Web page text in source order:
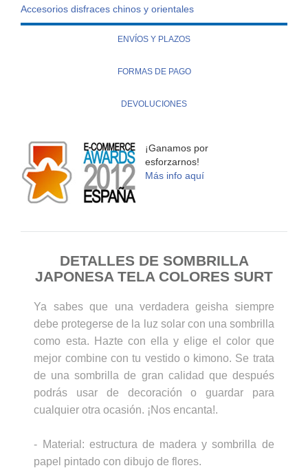
Accesorios disfraces chinos y orientales
ENVÍOS Y PLAZOS
FORMAS DE PAGO
DEVOLUCIONES
¡Ganamos por
esforzarnos!
Más info aquí
DETALLES DE SOMBRILLA
JAPONESA TELA COLORES SURT
Ya sabes que una verdadera geisha siempre
debe protegerse de la luz solar con una sombrilla
como esta. Hazte con ella y elige el color que
mejor combine con tu vestido o kimono. Se trata
de una sombrilla de gran calidad que después
podrás usar de decoración o guardar para
cualquier otra ocasión. ¡Nos encanta!.
- Material: estructura de madera y sombrilla de
papel pintado con dibujo de flores.